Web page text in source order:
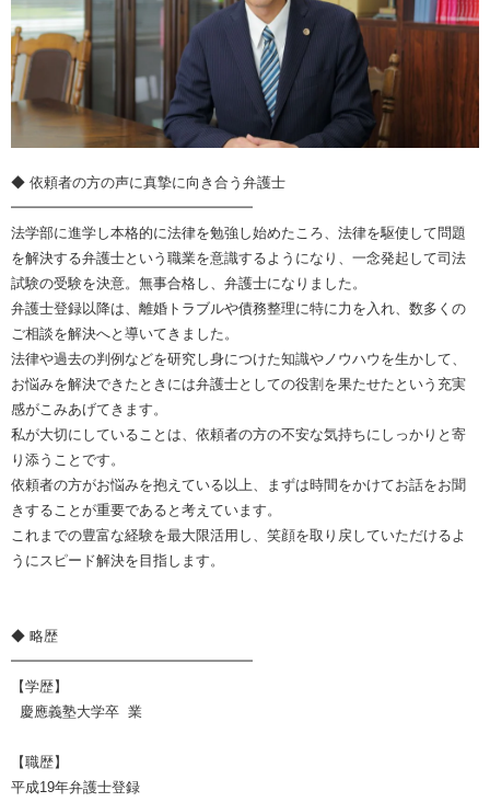
◆ 依頼者の方の声に真摯に向き合う弁護士
━━━━━━━━━━━━━━━━━
法学部に進学し本格的に法律を勉強し始めたころ、法律を駆使して問題
を解決する弁護士という職業を意識するようになり、一念発起して司法
試験の受験を決意。無事合格し、弁護士になりました。
弁護士登録以降は、離婚トラブルや債務整理に特に力を入れ、数多くの
ご相談を解決へと導いてきました。
法律や過去の判例などを研究し身につけた知識やノウハウを生かして、
お悩みを解決できたときには弁護士としての役割を果たせたという充実
感がこみあげてきます。
私が大切にしていることは、依頼者の方の不安な気持ちにしっかりと寄
り添うことです。
依頼者の方がお悩みを抱えている以上、まずは時間をかけてお話をお聞
きすることが重要であると考えています。
これまでの豊富な経験を最大限活用し、笑顔を取り戻していただけるよ
うにスピード解決を目指します。
◆ 略歴
━━━━━━━━━━━━━━━━━
【学歴】
慶應義塾大学卒 業
【職歴】
平成19年弁護士登録